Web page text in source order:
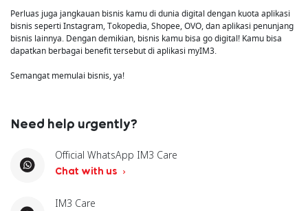
Perluas juga jangkauan bisnis kamu di dunia digital dengan kuota aplikasi
bisnis seperti Instagram, Tokopedia, Shopee, OVO, dan aplikasi penunjang
bisnis lainnya. Dengan demikian, bisnis kamu bisa go digital! Kamu bisa
dapatkan berbagai benefit tersebut di aplikasi myIM3.
Semangat memulai bisnis, ya!
Need help urgently?
Official WhatsApp IM3 Care
Chat with us
IM3 Care